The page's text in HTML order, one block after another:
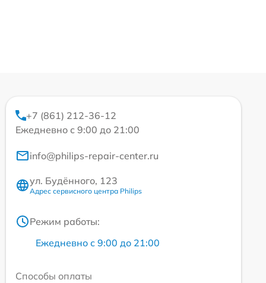
+7 (861) 212-36-12
Ежедневно с 9:00 до 21:00
info@philips-repair-center.ru
ул. Будённого, 123
Адрес сервисного центра Philips
Режим работы:
Ежедневно с 9:00 до 21:00
Способы оплаты